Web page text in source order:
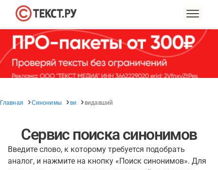
Главная Синонимы ви видавший
Сервис поиска синонимов
Введите слово, к которому требуется подобрать
аналог, и нажмите на кнопку «Поиск синонимов». Для